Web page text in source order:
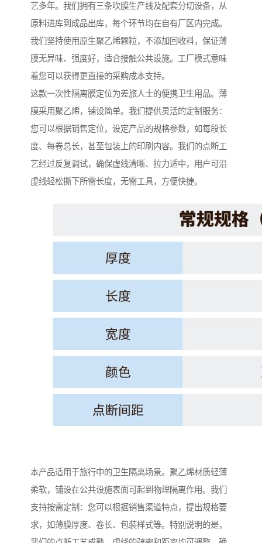
艺多年。我们拥有三条吹膜生产线及配套分切设备，从
原料进库到成品出库，每个环节均在自有厂区内完成。
我们坚持使用原生聚乙烯颗粒，不添加回收料，保证薄
膜无异味、强度好，适合接触公共设施。工厂模式意味
着您可以获得更直接的采购成本支持。
这款一次性隔离膜定位为差旅人士的便携卫生用品。薄
膜采用聚乙烯，铺设简单。我们提供灵活的定制服务：
您可以根据销售定位，设定产品的规格参数，如每段长
度、每卷总长，甚至包装上的印刷内容。我们的点断工
艺经过反复调试，确保虚线清晰、拉力适中，用户可沿
虚线轻松撕下所需长度，无需工具，方便快捷。
本产品适用于旅行中的卫生隔离场景。聚乙烯材质轻薄
柔软，铺设在公共设施表面可起到物理隔离作用。我们
支持按需定制：您可以根据销售渠道特点，提出规格要
求，如薄膜厚度、卷长、包装样式等。特别说明的是，